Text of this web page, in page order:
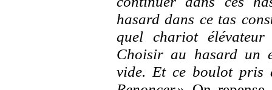
hasard dans ce tas
quel chariot
Choisir au hasard un
vide. Et ce boulot pris